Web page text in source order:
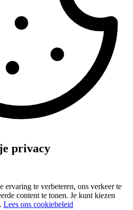
privacy
ervaring te verbeteren, ons verkeer te
content te tonen. Je kunt kiezen
Lees ons cookiebeleid